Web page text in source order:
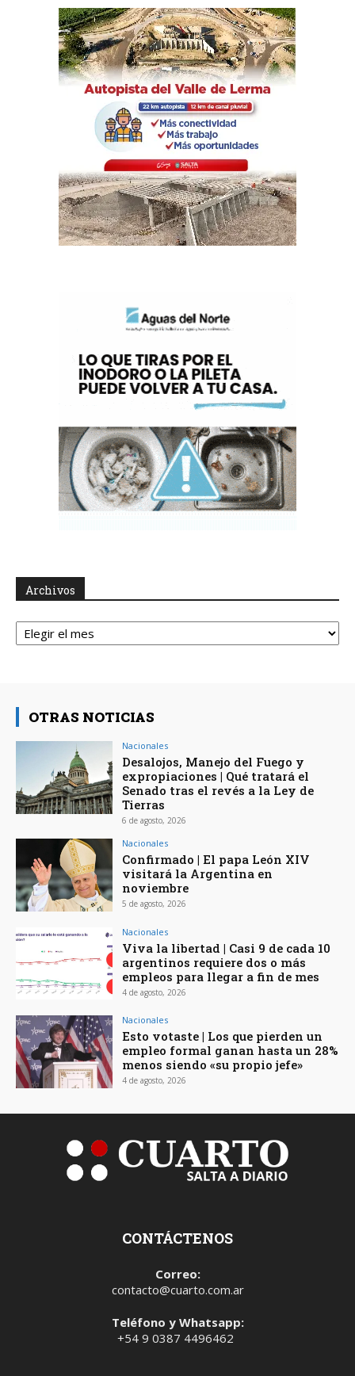
Archivos
Archivos
OTRAS NOTICIAS
Nacionales
Desalojos, Manejo del Fuego y
expropiaciones | Qué tratará el
Senado tras el revés a la Ley de
Tierras
6 de agosto, 2026
Nacionales
Confirmado | El papa León XIV
visitará la Argentina en
noviembre
5 de agosto, 2026
Nacionales
Viva la libertad | Casi 9 de cada 10
argentinos requiere dos o más
empleos para llegar a fin de mes
4 de agosto, 2026
Nacionales
Esto votaste | Los que pierden un
empleo formal ganan hasta un 28%
menos siendo «su propio jefe»
4 de agosto, 2026
CONTÁCTENOS
Correo:
contacto@cuarto.com.ar
Teléfono y Whatsapp:
+54 9 0387 4496462